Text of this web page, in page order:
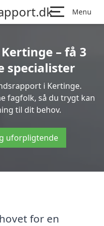
Menu
– få 3
specialister
i Kertinge.
fagfolk, så du trygt kan
til dit behov.
uforpligtende
for en